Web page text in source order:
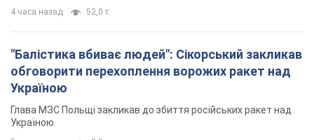
4 часа назад 52,0 т.
"Балістика вбиває людей": Сікорський закликав
обговорити перехоплення ворожих ракет над
Україною
Глава МЗС Польщі закликав до збиття російських ракет над
Україною